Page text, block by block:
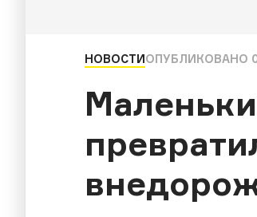
НОВОСТИОПУБЛИКОВАНО